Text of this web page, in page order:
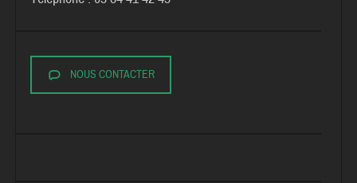
NOUS CONTACTER